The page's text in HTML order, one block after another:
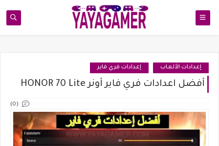
إعدادات الألعاب إعدادات فري فاير
أفضل اعدادات فري فاير أونر HONOR 70 Lite
(0)